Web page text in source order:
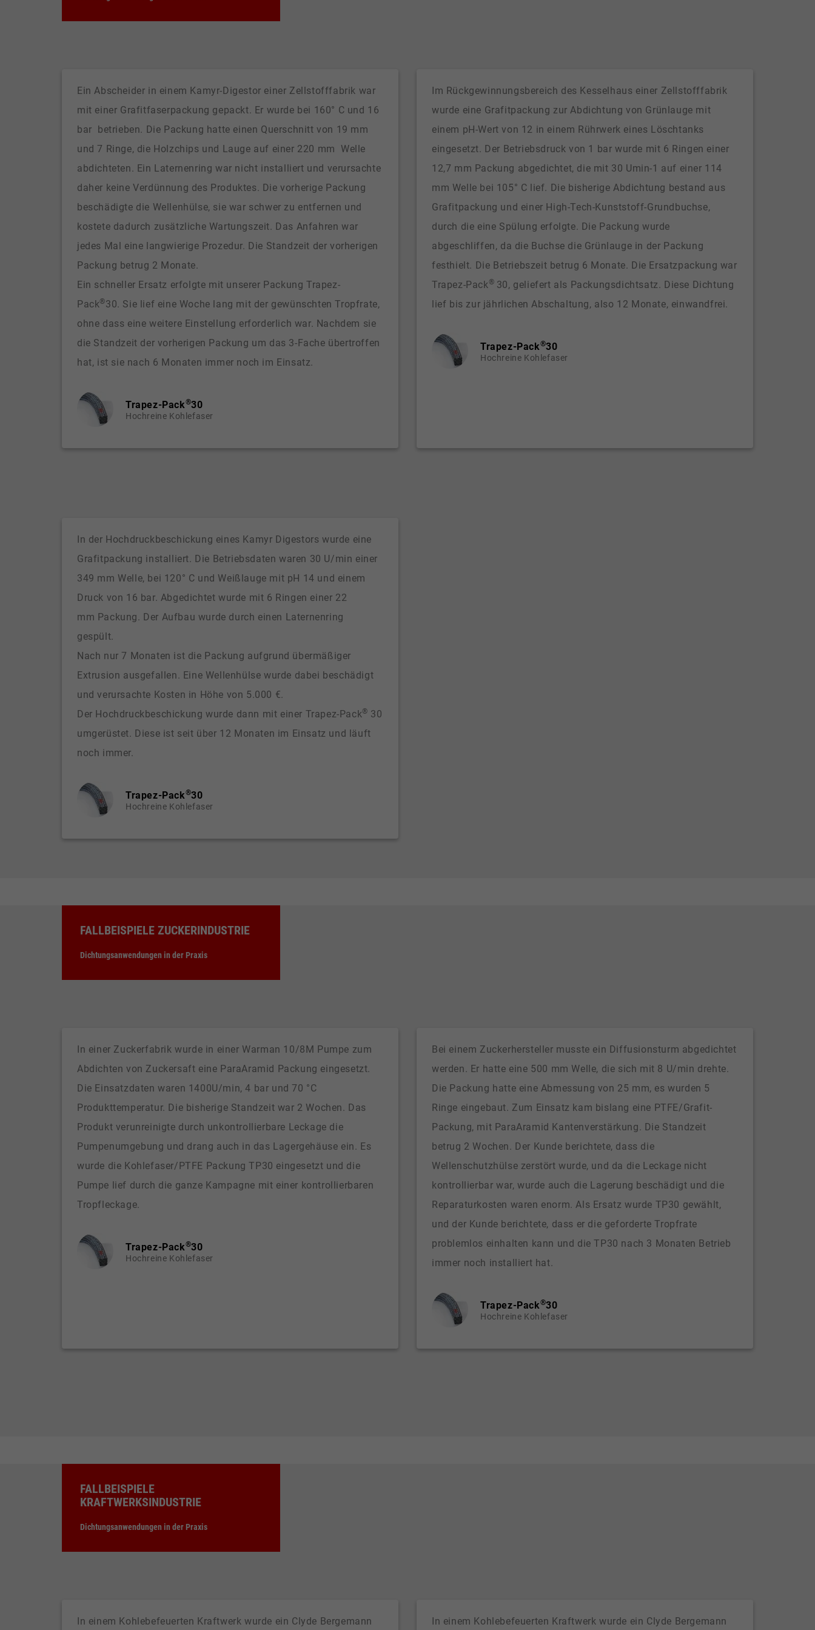
Ein Abscheider in einem Kamyr-Digestor einer Zellstofffabrik war
mit einer Grafitfaserpackung gepackt. Er wurde bei 160° C und 16
bar betrieben. Die Packung hatte einen Querschnitt von 19 mm
und 7 Ringe, die Holzchips und Lauge auf einer 220 mm Welle
abdichteten. Ein Laternenring war nicht installiert und verursachte
daher keine Verdünnung des Produktes. Die vorherige Packung
beschädigte die Wellenhülse, sie war schwer zu entfernen und
kostete dadurch zusätzliche Wartungszeit. Das Anfahren war
jedes Mal eine langwierige Prozedur. Die Standzeit der vorherigen
Packung betrug 2 Monate.
Ein schneller Ersatz erfolgte mit unserer Packung Trapez-
Pack®30. Sie lief eine Woche lang mit der gewünschten Tropfrate,
ohne dass eine weitere Einstellung erforderlich war. Nachdem sie
die Standzeit der vorherigen Packung um das 3-Fache übertroffen
hat, ist sie nach 6 Monaten immer noch im Einsatz.
Trapez-Pack®30
Hochreine Kohlefaser
Im Rückgewinnungsbereich des Kesselhaus einer Zellstofffabrik
wurde eine Grafitpackung zur Abdichtung von Grünlauge mit
einem pH-Wert von 12 in einem Rührwerk eines Löschtanks
eingesetzt. Der Betriebsdruck von 1 bar wurde mit 6 Ringen einer
12,7 mm Packung abgedichtet, die mit 30 Umin-1 auf einer 114
mm Welle bei 105° C lief. Die bisherige Abdichtung bestand aus
Grafitpackung und einer High-Tech-Kunststoff-Grundbuchse,
durch die eine Spülung erfolgte. Die Packung wurde
abgeschliffen, da die Buchse die Grünlauge in der Packung
festhielt. Die Betriebszeit betrug 6 Monate. Die Ersatzpackung war
Trapez-Pack® 30, geliefert als Packungsdichtsatz. Diese Dichtung
lief bis zur jährlichen Abschaltung, also 12 Monate, einwandfrei.
Trapez-Pack®30
Hochreine Kohlefaser
In der Hochdruckbeschickung eines Kamyr Digestors wurde eine
Grafitpackung installiert. Die Betriebsdaten waren 30 U/min einer
349 mm Welle, bei 120° C und Weißlauge mit pH 14 und einem
Druck von 16 bar. Abgedichtet wurde mit 6 Ringen einer 22
mm Packung. Der Aufbau wurde durch einen Laternenring
gespült.
Nach nur 7 Monaten ist die Packung aufgrund übermäßiger
Extrusion ausgefallen. Eine Wellenhülse wurde dabei beschädigt
und verursachte Kosten in Höhe von 5.000 €.
Der Hochdruckbeschickung wurde dann mit einer Trapez-Pack® 30
umgerüstet. Diese ist seit über 12 Monaten im Einsatz und läuft
noch immer.
Trapez-Pack®30
Hochreine Kohlefaser
FALLBEISPIELE ZUCKERINDUSTRIE
Dichtungsanwendungen in der Praxis
In einer Zuckerfabrik wurde in einer Warman 10/8M Pumpe zum
Abdichten von Zuckersaft eine ParaAramid Packung eingesetzt.
Die Einsatzdaten waren 1400U/min, 4 bar und 70 °C
Produkttemperatur. Die bisherige Standzeit war 2 Wochen. Das
Produkt verunreinigte durch unkontrollierbare Leckage die
Pumpenumgebung und drang auch in das Lagergehäuse ein. Es
wurde die Kohlefaser/PTFE Packung TP30 eingesetzt und die
Pumpe lief durch die ganze Kampagne mit einer kontrollierbaren
Tropfleckage.
Trapez-Pack®30
Hochreine Kohlefaser
Bei einem Zuckerhersteller musste ein Diffusionsturm abgedichtet
werden. Er hatte eine 500 mm Welle, die sich mit 8 U/min drehte.
Die Packung hatte eine Abmessung von 25 mm, es wurden 5
Ringe eingebaut. Zum Einsatz kam bislang eine PTFE/Grafit-
Packung, mit ParaAramid Kantenverstärkung. Die Standzeit
betrug 2 Wochen. Der Kunde berichtete, dass die
Wellenschutzhülse zerstört wurde, und da die Leckage nicht
kontrollierbar war, wurde auch die Lagerung beschädigt und die
Reparaturkosten waren enorm. Als Ersatz wurde TP30 gewählt,
und der Kunde berichtete, dass er die geforderte Tropfrate
problemlos einhalten kann und die TP30 nach 3 Monaten Betrieb
immer noch installiert hat.
Trapez-Pack®30
Hochreine Kohlefaser
FALLBEISPIELE
KRAFTWERKSINDUSTRIE
Dichtungsanwendungen in der Praxis
In einem Kohlebefeuerten Kraftwerk wurde ein Clyde Bergemann In einem Kohlebefeuerten Kraftwerk wurde ein Clyde Bergemann